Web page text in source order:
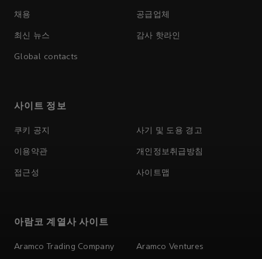
채용 공급업체
최신 뉴스 감사 핫라인
Global contacts
사이트 정보
쿠키 공지 사기 및 도용 경고
이용약관 개인정보취급방침
접근성 사이트맵
아람코 계열사 사이트
Aramco Trading Company Aramco Ventures